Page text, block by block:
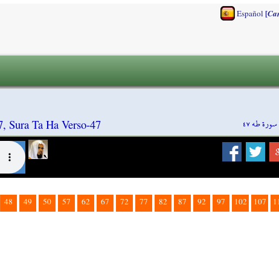
Español [
سورة طه ٤٧ Sura Ta Ha Verso-47
48 49 50 57 62 67 72 77 82 87 92 97 102 107